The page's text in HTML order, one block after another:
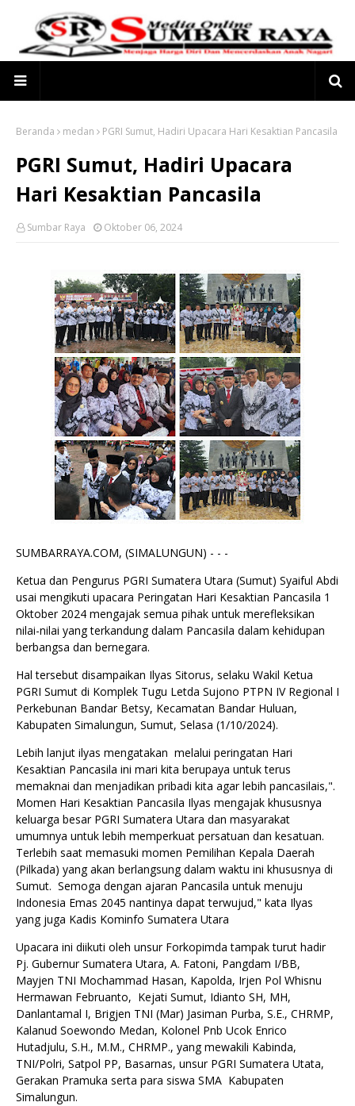
Beranda medan PGRI Sumut, Hadiri Upacara Hari Kesaktian Pancasila
PGRI Sumut, Hadiri Upacara
Hari Kesaktian Pancasila
Sumbar Raya Oktober 06, 2024
SUMBARRAYA.COM, (SIMALUNGUN) - - -
Ketua dan Pengurus PGRI Sumatera Utara (Sumut) Syaiful Abdi
usai mengikuti upacara Peringatan Hari Kesaktian Pancasila 1
Oktober 2024 mengajak semua pihak untuk merefleksikan
nilai-nilai yang terkandung dalam Pancasila dalam kehidupan
berbangsa dan bernegara.
Hal tersebut disampaikan Ilyas Sitorus, selaku Wakil Ketua
PGRI Sumut di Komplek Tugu Letda Sujono PTPN IV Regional I
Perkebunan Bandar Betsy, Kecamatan Bandar Huluan,
Kabupaten Simalungun, Sumut, Selasa (1/10/2024).
Lebih lanjut ilyas mengatakan melalui peringatan Hari
Kesaktian Pancasila ini mari kita berupaya untuk terus
memaknai dan menjadikan pribadi kita agar lebih pancasilais,".
Momen Hari Kesaktian Pancasila Ilyas mengajak khususnya
keluarga besar PGRI Sumatera Utara dan masyarakat
umumnya untuk lebih memperkuat persatuan dan kesatuan.
Terlebih saat memasuki momen Pemilihan Kepala Daerah
(Pilkada) yang akan berlangsung dalam waktu ini khususnya di
Sumut. Semoga dengan ajaran Pancasila untuk menuju
Indonesia Emas 2045 nantinya dapat terwujud," kata Ilyas
yang juga Kadis Kominfo Sumatera Utara
Upacara ini diikuti oleh unsur Forkopimda tampak turut hadir
Pj. Gubernur Sumatera Utara, A. Fatoni, Pangdam I/BB,
Mayjen TNI Mochammad Hasan, Kapolda, Irjen Pol Whisnu
Hermawan Februanto, Kejati Sumut, Idianto SH, MH,
Danlantamal I, Brigjen TNI (Mar) Jasiman Purba, S.E., CHRMP,
Kalanud Soewondo Medan, Kolonel Pnb Ucok Enrico
Hutadjulu, S.H., M.M., CHRMP., yang mewakili Kabinda,
TNI/Polri, Satpol PP, Basarnas, unsur PGRI Sumatera Utata,
Gerakan Pramuka serta para siswa SMA Kabupaten
Simalungun.